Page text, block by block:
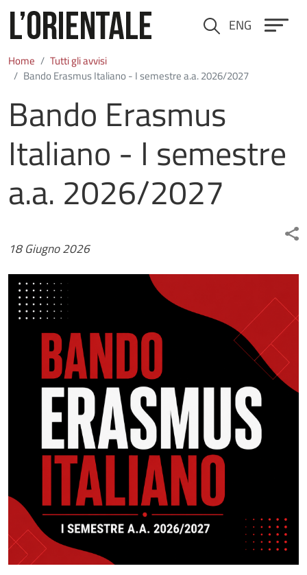
Cerca ENG
Home
Tutti gli avvisi
Bando Erasmus Italiano - I semestre a.a. 2026/2027
Bando Erasmus
Italiano - I semestre
a.a. 2026/2027
18 Giugno 2026
Immagine